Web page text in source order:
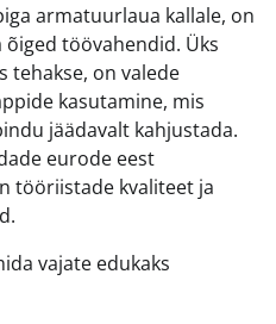
armatuurlaua kallale, on
töövahendid. Üks
tehakse, on valede
kasutamine, mis
jäädavalt kahjustada.
eurode eest
tööriistade kvaliteet ja
vajate edukaks